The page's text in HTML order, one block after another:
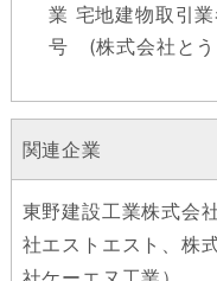
業 宅地建物取引
号 (株式会社とう
関連企業
東野建設工業株式会
社エストエスト、株